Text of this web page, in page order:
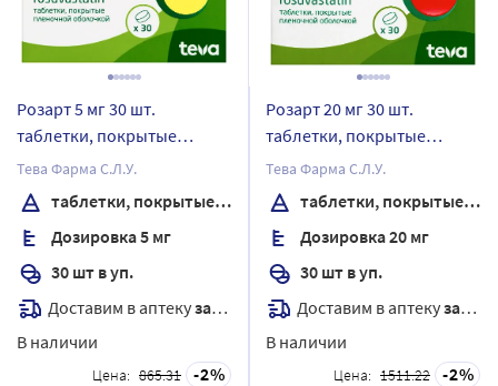
Розарт 5 мг 30 шт.
таблетки, покрытые
пленочной оболочкой
Тева Фарма С.Л.У.
таблетки, покрытые пленочной оболочкой
Дозировка 5 мг
30 шт в уп.
Доставим в аптекузавтра
В наличии
Цена: 865.31 2
Розарт 20 мг 30 шт.
таблетки, покрытые
пленочной оболочкой
Тева Фарма С.Л.У.
таблетки, покрытые пленочной оболочкой
Дозировка 20 мг
30 шт в уп.
Доставим в аптекузавтра
В наличии
Цена: 1511.22 2